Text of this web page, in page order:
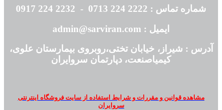
شماره تماس : 2222 224 0713 - 2232 224 0917
ایمیل : admin@sarviran.com
آدرس : شیراز، خیابان تختی،روبروی بیمارستان علوی،
کیمیاصنعت، دپارتمان سروایران
مشاهده قوانین و مقررات و شرایط استفاده از سایت فروشگاه اینترنتی
سروایران